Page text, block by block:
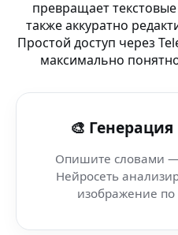
AI фото-арт — Чат-бот
AI Фото Инструменты
Фото бот в Telegram
AI фото-арт — Prequel
превращает
также аккуратно
Простой доступ через
максимально
🎨
Опишите словами —
Нейросеть
изображение